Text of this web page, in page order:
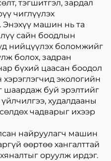
тэгшитгэл, зардал
чиглүүлэх
машин нь та
сайн боодлын
нийцүүлэх боломжийг
болох, задран
бүхий цаасан боодол
экологийн
шаардаж буй эрэлтийг
худалдааны
чадварыг ихээр
найруулагч машин
өөртөө хангалттай
оруулж ирдэг.